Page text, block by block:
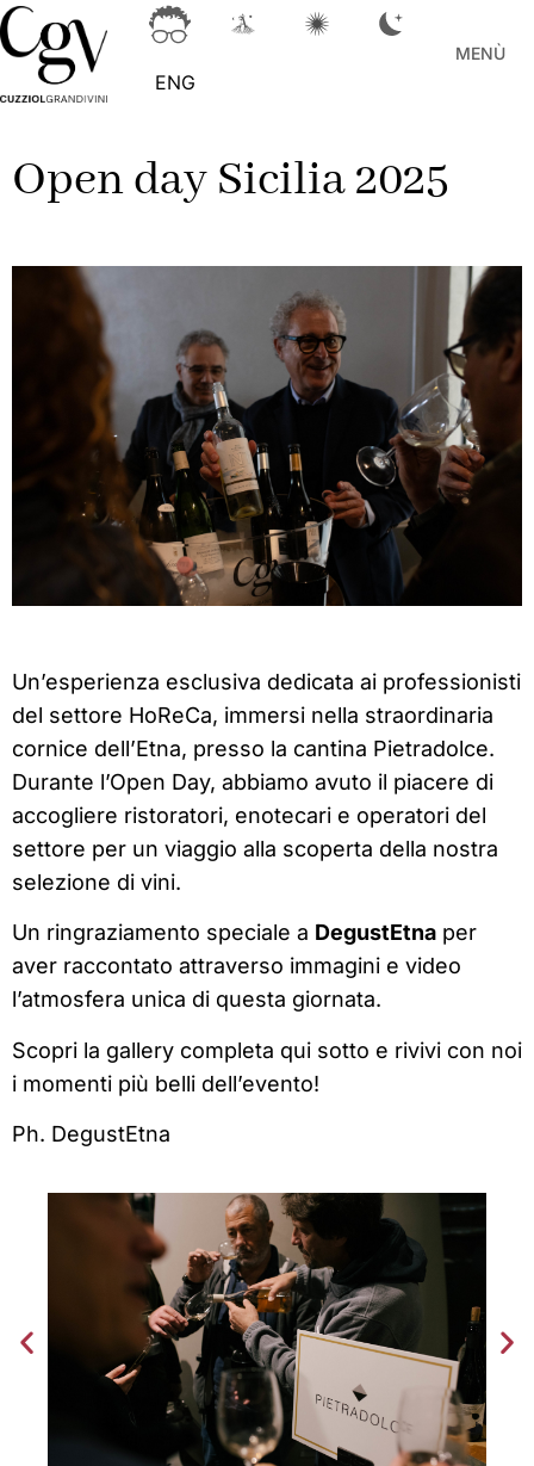
ENG
MENÙ
Open day Sicilia 2025
Un’esperienza esclusiva dedicata ai professionisti
del settore HoReCa, immersi nella straordinaria
cornice dell’Etna, presso la cantina Pietradolce.
Durante l’Open Day, abbiamo avuto il piacere di
accogliere ristoratori, enotecari e operatori del
settore per un viaggio alla scoperta della nostra
selezione di vini.
Un ringraziamento speciale a DegustEtna per
aver raccontato attraverso immagini e video
l’atmosfera unica di questa giornata.
Scopri la gallery completa qui sotto e rivivi con noi
i momenti più belli dell’evento!
Ph. DegustEtna